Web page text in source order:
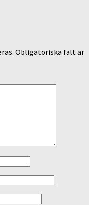
Obligatoriska fält är